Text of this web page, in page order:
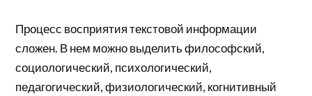
Процесс восприятия текстовой информации
сложен. В нем можно выделить философский,
социологический, психологический,
педагогический, физиологический, когнитивный